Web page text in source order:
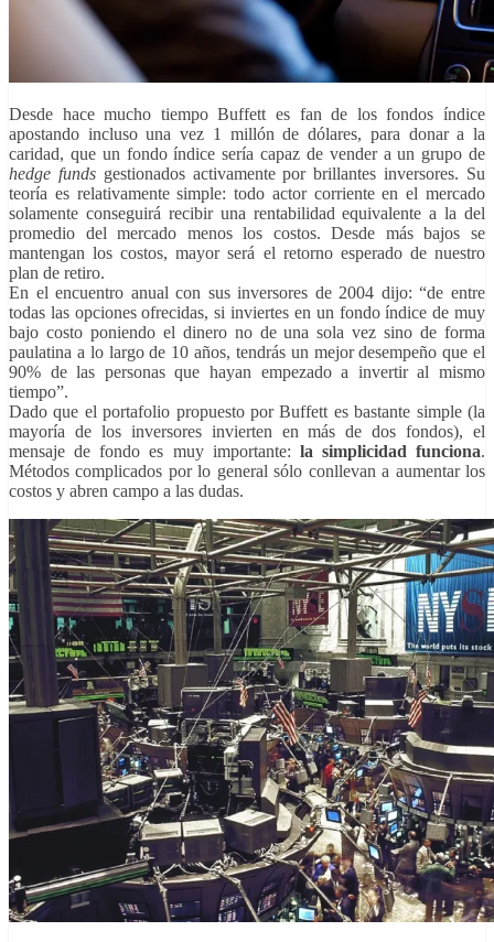
Desde hace mucho tiempo Buffett es fan de los fondos índice
apostando incluso una vez 1 millón de dólares, para donar a la
caridad, que un fondo índice sería capaz de vender a un grupo de
hedge fundsgestionados activamente por brillantes inversores. Su
teoría es relativamente simple: todo actor corriente en el mercado
solamente conseguirá recibir una rentabilidad equivalente a la del
promedio del mercado menos los costos. Desde más bajos se
mantengan los costos, mayor será el retorno esperado de nuestro
plan de retiro.
En el encuentro anual con sus inversores de 2004 dijo: “de entre
todas las opciones ofrecidas, si inviertes en un fondo índice de muy
bajo costo poniendo el dinero no de una sola vez sino de forma
paulatina a lo largo de 10 años, tendrás un mejor desempeño que el
90% de las personas que hayan empezado a invertir al mismo
tiempo”.
Dado que el portafolio propuesto por Buffett es bastante simple (la
mayoría de los inversores invierten en más de dos fondos), el
mensaje de fondo es muy importante: la simplicidad funciona.
Métodos complicados por lo general sólo conllevan a aumentar los
costos y abren campo a las dudas.